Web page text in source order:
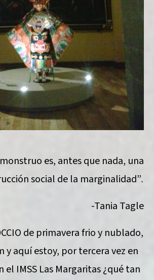
es, antes que nada, una
social de la marginalidad”.
-Tania Tagle
de primavera frio y nublado,
y aquí estoy, por tercera vez en
el IMSS Las Margaritas ¿qué tan